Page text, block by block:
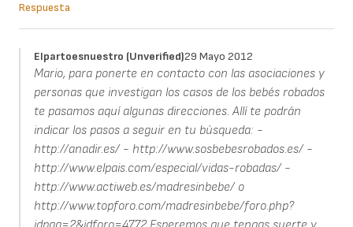
Respuesta
Elpartoesnuestro (unverified)29 Mayo 2012
Mario, para ponerte en contacto con las asociaciones y
personas que investigan los casos de los bebés robados
te pasamos aquí algunas direcciones. Allí te podrán
indicar los pasos a seguir en tu búsqueda: -
http://anadir.es/ - http://www.sosbebesrobados.es/ -
http://www.elpais.com/especial/vidas-robadas/ -
http://www.actiweb.es/madresinbebe/ o
http://www.topforo.com/madresinbebe/foro.php?